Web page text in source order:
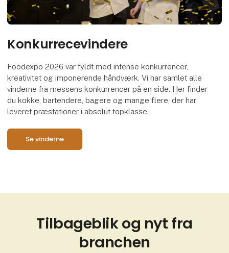
Konkurrecevindere
Foodexpo 2026 var fyldt med intense konkurrencer,
kreativitet og imponerende håndværk. Vi har samlet alle
vinderne fra messens konkurrencer på en side. Her finder
du kokke, bartendere, bagere og mange flere, der har
leveret præstationer i absolut topklasse.
Se vinderne
Tilbageblik og nyt fra
branchen